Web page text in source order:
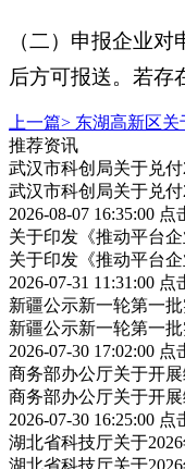
（二）申报企业
后方可报送。若存
上一篇> 东湖高新区
推荐资讯
武汉市科创局关于兑
武汉市科创局关于兑
2026-08-07 16:35:00 点
关于印发《推动平台
关于印发《推动平台
2026-07-31 11:31:00 点
新疆公示新一轮第一
新疆公示新一轮第一
2026-07-30 17:02:00 点
商务部办公厅关于开
商务部办公厅关于开
2026-07-30 16:25:00 点
湖北省科技厅关于
湖北省科技厅关于